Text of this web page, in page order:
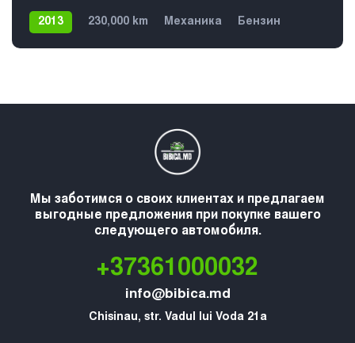
2013 230,000 km Механика
Бензин
Мы заботимся о своих клиентах и предлагаем
выгодные предложения при покупке вашего
следующего автомобиля.
+37361000032
info@bibica.md
Chisinau, str. Vadul lui Voda 21a